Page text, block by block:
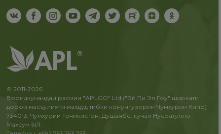
© 2011-2026
Воридкунандаи расмии "APLGO" Ltd ("Эй Пи Эл Гоу" ширкати
дорои масъулияти махдуд тибки конунгузории Чумхурии Кипр)
734013, Чумхурии Точикистон, Душанбе, кучаи Нусратулло
Махсум 61/1.